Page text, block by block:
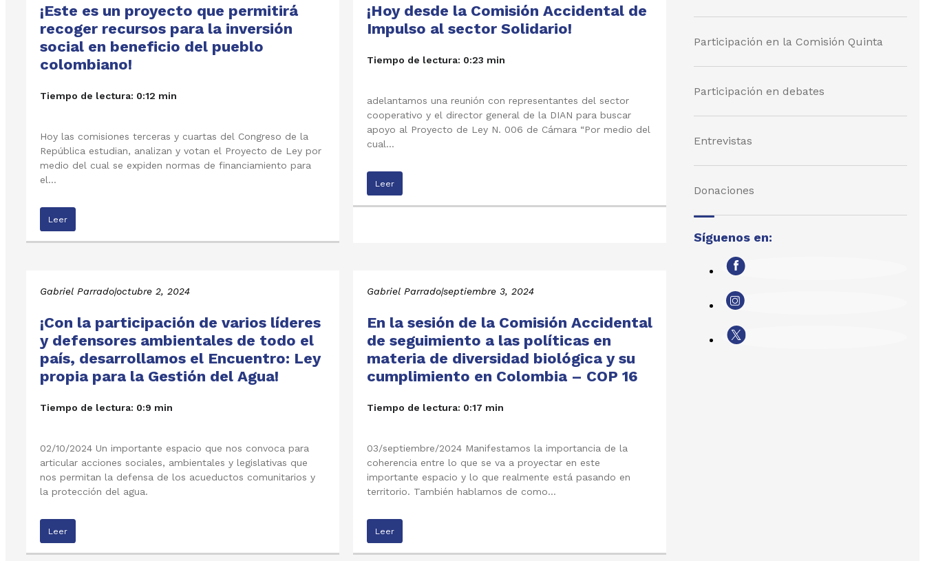
¡Este es un proyecto que permitirá
recoger recursos para la inversión
social en beneficio del pueblo
colombiano!
Tiempo de lectura: 0:12 min
Hoy las comisiones terceras y cuartas del Congreso de la
República estudian, analizan y votan el Proyecto de Ley por
medio del cual se expiden normas de financiamiento para
el…
Leer
¡Hoy desde la Comisión Accidental de
Impulso al sector Solidario!
Tiempo de lectura: 0:23 min
adelantamos una reunión con representantes del sector
cooperativo y el director general de la DIAN para buscar
apoyo al Proyecto de Ley N. 006 de Cámara “Por medio del
cual…
Leer
Gabriel Parrado|octubre 2, 2024
¡Con la participación de varios líderes
y defensores ambientales de todo el
país, desarrollamos el Encuentro: Ley
propia para la Gestión del Agua!
Tiempo de lectura: 0:9 min
02/10/2024 Un importante espacio que nos convoca para
articular acciones sociales, ambientales y legislativas que
nos permitan la defensa de los acueductos comunitarios y
la protección del agua.
Leer
Gabriel Parrado|septiembre 3, 2024
En la sesión de la Comisión Accidental
de seguimiento a las políticas en
materia de diversidad biológica y su
cumplimiento en Colombia – COP 16
Tiempo de lectura: 0:17 min
03/septiembre/2024 Manifestamos la importancia de la
coherencia entre lo que se va a proyectar en este
importante espacio y lo que realmente está pasando en
territorio. También hablamos de como…
Leer
Participación en la Comisión Quinta
Participación en debates
Entrevistas
Donaciones
Síguenos en: